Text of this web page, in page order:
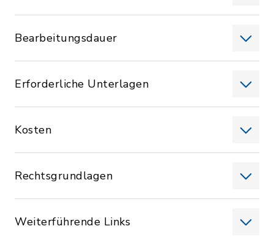
Bearbeitungsdauer
Erforderliche Unterlagen
Kosten
Rechtsgrundlagen
Weiterführende Links